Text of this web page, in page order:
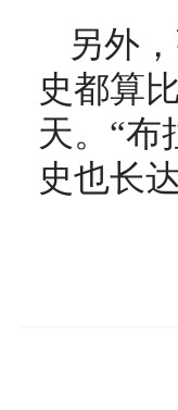
另外
史都算
天。“布
史也长